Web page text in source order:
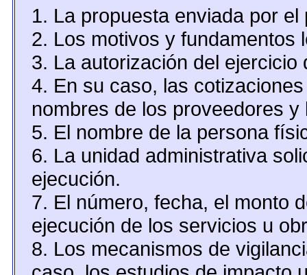
1. La propuesta enviada por el
2. Los motivos y fundamentos
3. La autorización del ejercicio
4. En su caso, las
nombres de los proveedores y
5. El nombre de la persona
6. La unidad administrativa
ejecución.
7. El número, fecha, el monto
ejecución de los servicios u
8. Los mecanismos de